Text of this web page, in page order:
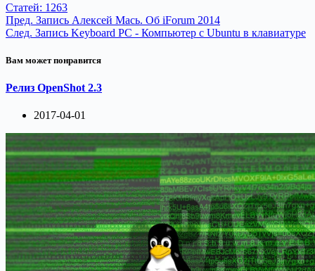
Статей: 1263
Пред. Запись Алексей Мась. Об iForum 2014
След. Запись Keyboard PC - Компьютер с Ubuntu в клавиатуре
Вам может понравится
Релиз OpenShot 2.3
2017-04-01